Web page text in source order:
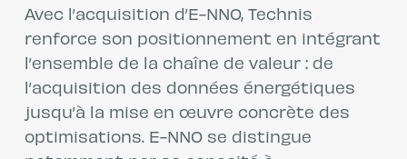
Avec l’acquisition d’E-NNO, Technis
renforce son positionnement en intégrant
l’ensemble de la chaîne de valeur : de
l’acquisition des données énergétiques
jusqu’à la mise en œuvre concrète des
optimisations. E-NNO se distingue